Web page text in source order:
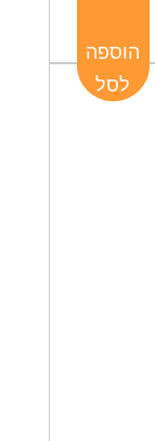
הוספה
לסל